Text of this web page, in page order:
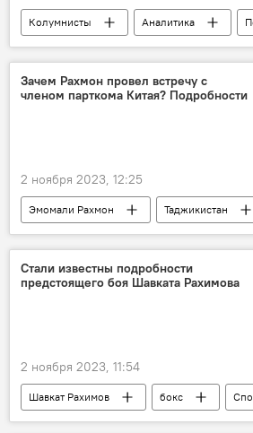
Колумнисты Аналитика
США
Зачем Рахмон провел встречу с
членом парткома Китая? Подробности
2 ноября 2023, 12:25
Эмомали Рахмон
Таджикистан
Китай
Транспорт
Стали известны подробности
предстоящего боя Шавката Рахимова
2 ноября 2023, 11:54
Шавкат Рахимов бокс
Таджикистан: свежие новости спорта